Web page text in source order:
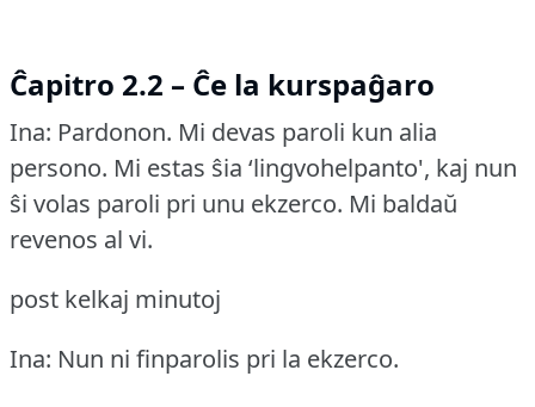
Ĉapitro 2.2 – Ĉe la kurspaĝaro
Ina: Pardonon. Mi devas paroli kun alia
persono. Mi estas ŝia ‘lingvohelpanto', kaj nun
ŝi volas paroli pri unu ekzerco. Mi baldaŭ
revenos al vi.
post kelkaj minutoj
Ina: Nun ni finparolis pri la ekzerco.